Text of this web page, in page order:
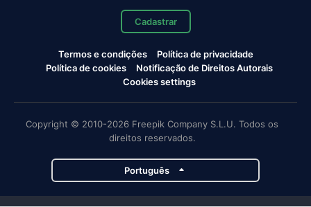
Cadastrar
Termos e condições
Política de privacidade
Política de cookies
Notificação de Direitos Autorais
Cookies settings
Copyright © 2010-2026 Freepik Company S.L.U. Todos os
direitos reservados.
Português